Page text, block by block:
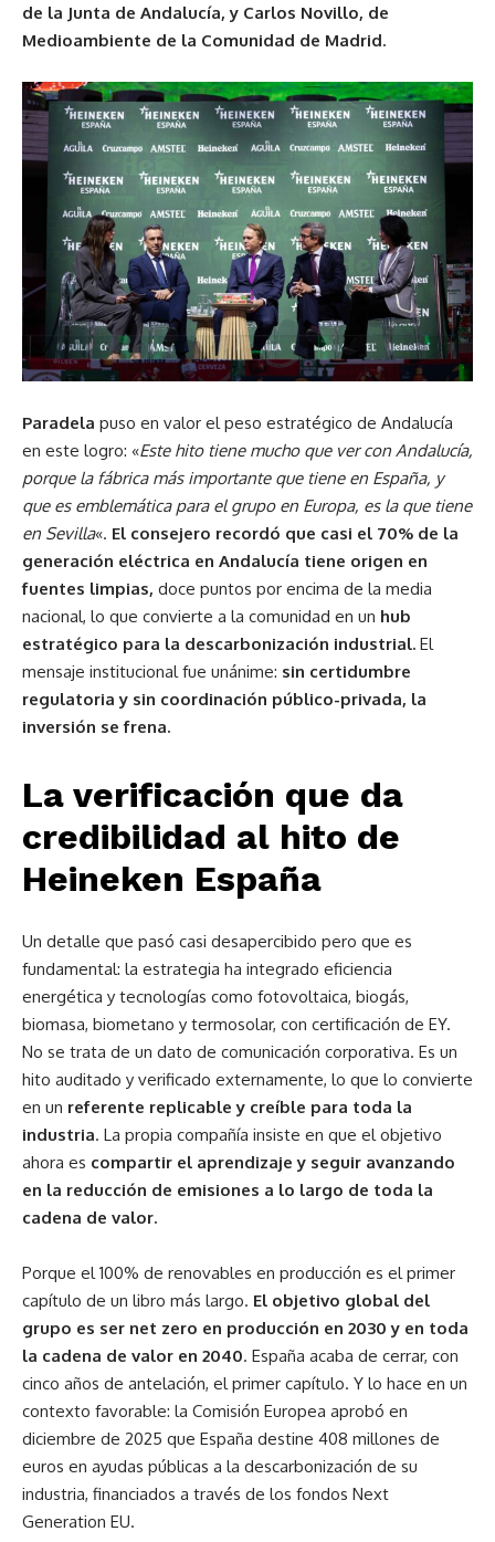
de la Junta de Andalucía, y Carlos Novillo, de
Medioambiente de la Comunidad de Madrid.
Paradela puso en valor el peso estratégico de Andalucía
en este logro: «Este hito tiene mucho que ver con Andalucía,
porque la fábrica más importante que tiene en España, y
que es emblemática para el grupo en Europa, es la que tiene
en Sevilla«. El consejero recordó que casi el 70% de la
generación eléctrica en Andalucía tiene origen en
fuentes limpias, doce puntos por encima de la media
nacional, lo que convierte a la comunidad en un hub
estratégico para la descarbonización industrial. El
mensaje institucional fue unánime: sin certidumbre
regulatoria y sin coordinación público-privada, la
inversión se frena.
La verificación que da
credibilidad al hito de
Heineken España
Un detalle que pasó casi desapercibido pero que es
fundamental: la estrategia ha integrado eficiencia
energética y tecnologías como fotovoltaica, biogás,
biomasa, biometano y termosolar, con certificación de EY.
No se trata de un dato de comunicación corporativa. Es un
hito auditado y verificado externamente, lo que lo convierte
en un referente replicable y creíble para toda la
industria. La propia compañía insiste en que el objetivo
ahora es compartir el aprendizaje y seguir avanzando
en la reducción de emisiones a lo largo de toda la
cadena de valor.
Porque el 100% de renovables en producción es el primer
capítulo de un libro más largo. El objetivo global del
grupo es ser net zero en producción en 2030 y en toda
la cadena de valor en 2040. España acaba de cerrar, con
cinco años de antelación, el primer capítulo. Y lo hace en un
contexto favorable: la Comisión Europea aprobó en
diciembre de 2025 que España destine 408 millones de
euros en ayudas públicas a la descarbonización de su
industria, financiados a través de los fondos Next
Generation EU.